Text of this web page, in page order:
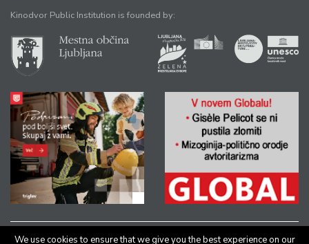
Kinodvor Public Institution is founded by:
We use cookies to ensure that we give you the best experience on our